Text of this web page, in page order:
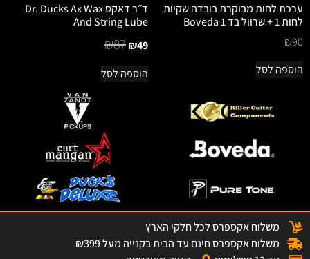
ערכת לחות מבוקרת בובדה שקיות
לחות 1 + שרוול בד 1 Boveda
₪90
הוספה לסל
ד״ר דאקס Dr. Ducks Ax Wax
And String Lube
₪87₪49
הוספה לסל
משלוח אקספרס לכל חלקי הארץ
משלוח אקספרס חינם עד הבית בקנייה מעל ₪399